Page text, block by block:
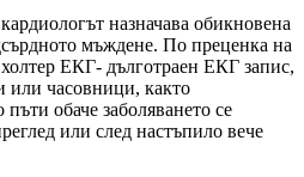
назначава обикновена
мъждене. По преценка на
ЕКГ- дълготраен ЕКГ запис,
или часовници, както
обаче заболяването се
или след настъпило вече